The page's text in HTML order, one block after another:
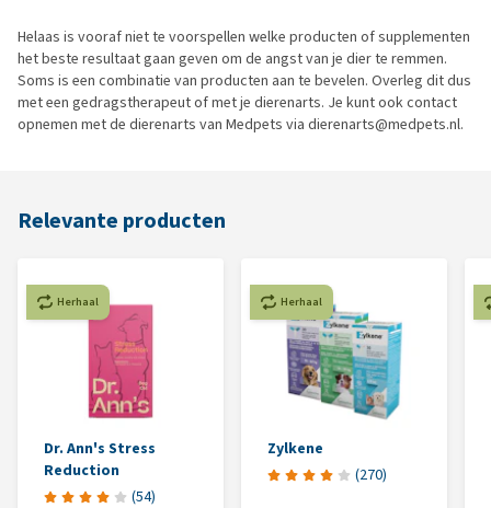
Helaas is vooraf niet te voorspellen welke producten of supplementen
het beste resultaat gaan geven om de angst van je dier te remmen.
Soms is een combinatie van producten aan te bevelen. Overleg dit dus
met een gedragstherapeut of met je dierenarts. Je kunt ook contact
opnemen met de dierenarts van Medpets via dierenarts@medpets.nl.
Relevante producten
Herhaal
Dr. Ann's Stress
Reduction
(54)
Herhaal
Zylkene
(270)